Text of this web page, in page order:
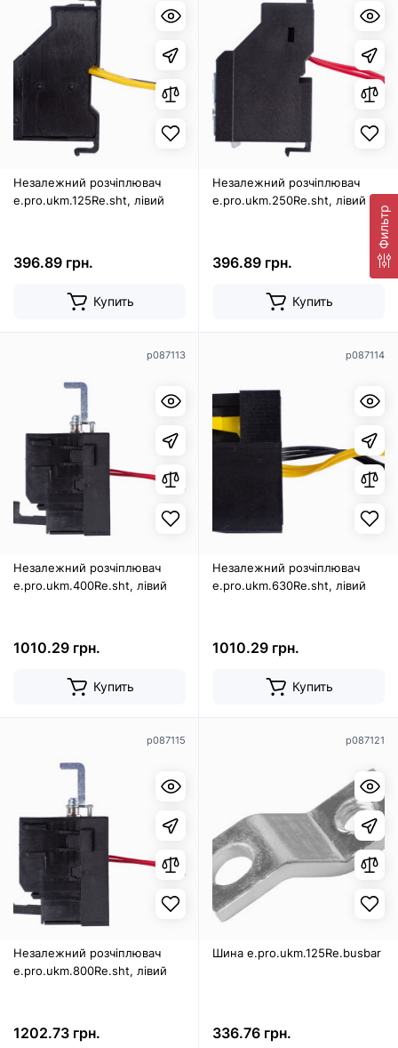
Фильтр
Незалежний розчіплювач
e.pro.ukm.125Re.sht, лівий
396.89 грн.
Купить
Незалежний розчіплювач
e.pro.ukm.250Re.sht, лівий
396.89 грн.
Купить
p087113
Незалежний розчіплювач
e.pro.ukm.400Re.sht, лівий
1010.29 грн.
Купить
p087114
Незалежний розчіплювач
e.pro.ukm.630Re.sht, лівий
1010.29 грн.
Купить
p087115
Незалежний розчіплювач
e.pro.ukm.800Re.sht, лівий
1202.73 грн.
p087121
Шина e.pro.ukm.125Re.busbar
336.76 грн.